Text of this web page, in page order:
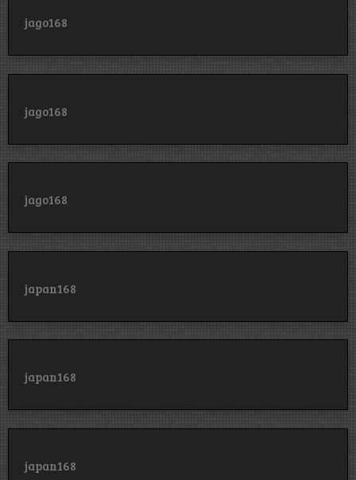
jago168
jago168
jago168
japan168
japan168
japan168